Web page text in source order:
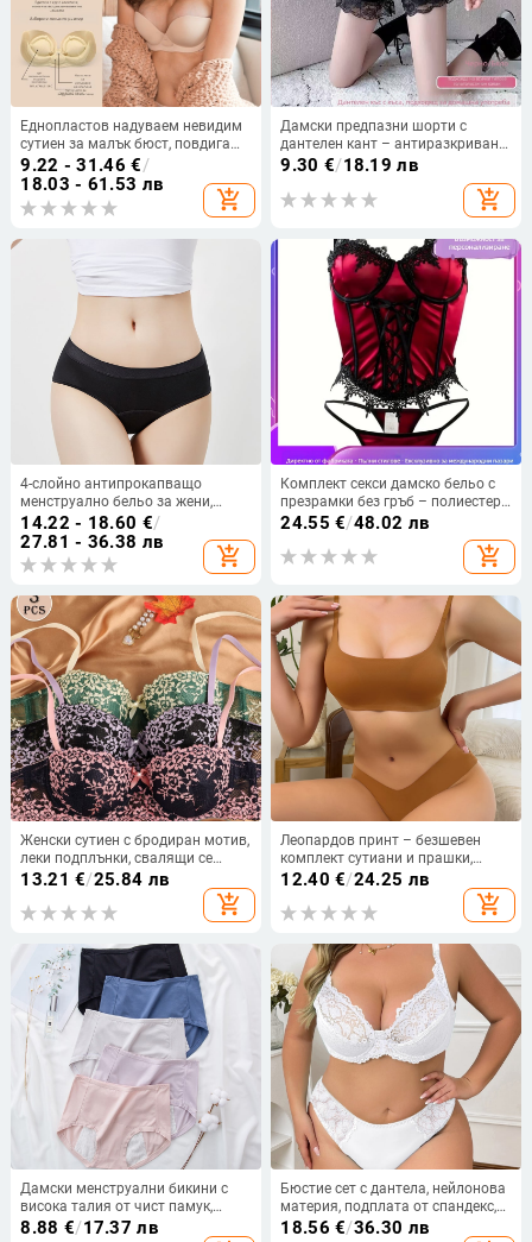
Еднопластов надуваем невидим
сутиен за малък бюст, повдигащ
и оформящ, безшевен дизайн, с
двойни презрамки и странична
катарама, Nylon 95% с подплата
от Spandex
9.22 - 31.46 €/
18.03 - 61.53 лв
add_shopping_cart
Дамски предпазни шорти с
дантелен кант – антиразкриване,
средно повдигната талия,
подплата от ледено копринено,
93% полиестер, проста тъкан
9.30 €/18.19 лв
add_shopping_cart
4-слойно антипрокапващо
менструално бельо за жени,
средна талия, голям размер
14.22 - 18.60 €/
27.81 - 36.38 лв
add_shopping_cart
Комплект секси дамско бельо с
презрамки без гръб – полиестер,
90–95% полиестер, стил за
24.55 €/48.02 лв
add_shopping_cart
Женски сутиен с бродиран мотив,
леки подплънки, свалящи се
презрамки, чашка 3/4, тънки
формовани чаши, найлон, за
европейски и американски
13.21 €/25.84 лв
add_shopping_cart
Леопардов принт – безшевен
комплект сутиани и прашки,
тънки оформени чашки,
сваляеми двойни презрамки,
закопчаване с три реда на гърба,
12.40 €/24.25 лв
add_shopping_cart
Дамски менструални бикини с
висока талия от чист памук,
непропускливи, разширени, меки,
8.88 €/17.37 лв
Бюстие сет с дантела, нейлонова
материя, подплата от спандекс,
3/4 чашка, закопчаване отзад с
18.56 €/36.30 лв